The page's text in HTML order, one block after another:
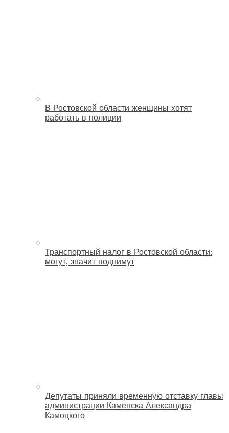
В Ростовской области женщины хотят
работать в полиции
Транспортный налог в Ростовской области:
могут, значит поднимут
Депутаты приняли временную отставку главы
администрации Каменска Александра
Камоцкого